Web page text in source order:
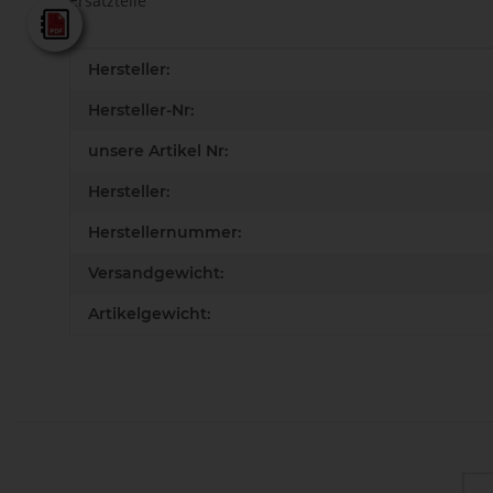
Produkteigenschaft
Wert
Hersteller:
Hersteller-Nr:
unsere Artikel Nr:
Hersteller:
Herstellernummer:
Versandgewicht:
Artikelgewicht: